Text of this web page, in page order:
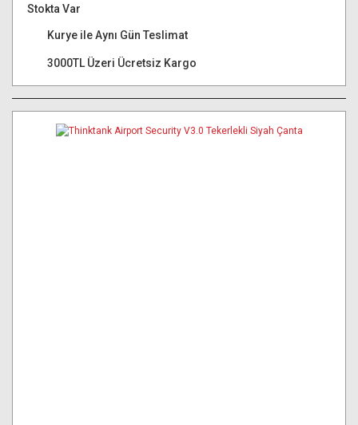
Stokta Var
Kurye ile Aynı Gün Teslimat
3000TL Üzeri Ücretsiz Kargo